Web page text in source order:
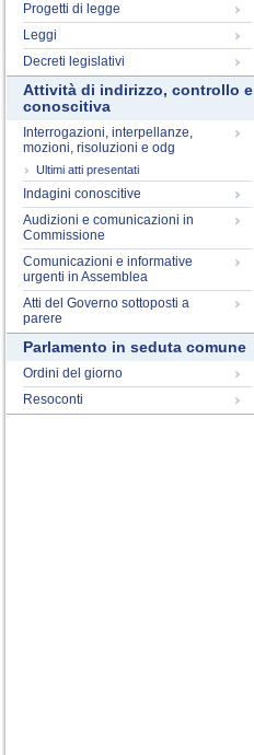
Progetti di legge
Leggi
Decreti legislativi
Attività di indirizzo, controllo e
conoscitiva
Interrogazioni, interpellanze,
mozioni, risoluzioni e odg
Ultimi atti presentati
Indagini conoscitive
Audizioni e comunicazioni in
Commissione
Comunicazioni e informative
urgenti in Assemblea
Atti del Governo sottoposti a
parere
Parlamento in seduta comune
Ordini del giorno
Resoconti